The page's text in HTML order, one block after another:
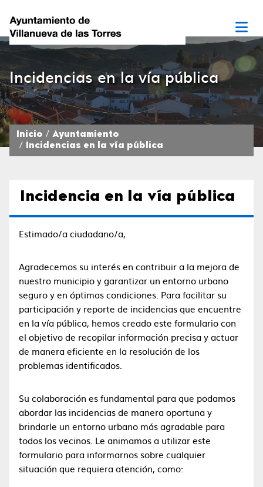
Incidencias en la vía pública
Inicio
Ayuntamiento
Incidencias en la vía pública
Incidencia en la vía pública
Estimado/a ciudadano/a,
Agradecemos su interés en contribuir a la mejora de
nuestro municipio y garantizar un entorno urbano
seguro y en óptimas condiciones. Para facilitar su
participación y reporte de incidencias que encuentre
en la vía pública, hemos creado este formulario con
el objetivo de recopilar información precisa y actuar
de manera eficiente en la resolución de los
problemas identificados.
Su colaboración es fundamental para que podamos
abordar las incidencias de manera oportuna y
brindarle un entorno urbano más agradable para
todos los vecinos. Le animamos a utilizar este
formulario para informarnos sobre cualquier
situación que requiera atención, como: